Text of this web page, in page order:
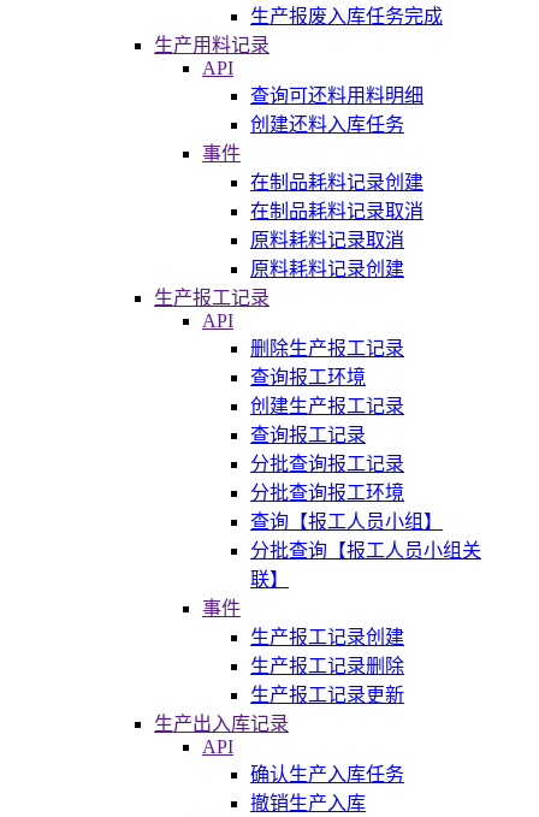
生产报废入库任务完成
生产用料记录
API
查询可还料用料明细
创建还料入库任务
事件
在制品耗料记录创建
在制品耗料记录取消
原料耗料记录取消
原料耗料记录创建
生产报工记录
API
删除生产报工记录
查询报工环境
创建生产报工记录
查询报工记录
分批查询报工记录
分批查询报工环境
查询【报工人员小组】
分批查询【报工人员小组关
联】
事件
生产报工记录创建
生产报工记录删除
生产报工记录更新
生产出入库记录
API
确认生产入库任务
撤销生产入库